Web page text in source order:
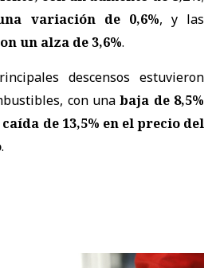
variación de 0,6%, y las
un alza de 3,6%.
descensos estuvieron
con unabaja de 8,5%
caída de 13,5% en el precio del
.